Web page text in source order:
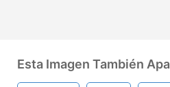
Esta Imagen También